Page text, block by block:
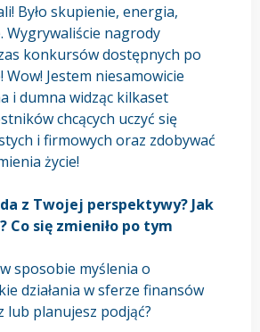
Było skupienie, energia,
Wygrywaliście nagrody
konkursów dostępnych po
Wow! Jestem niesamowicie
i dumna widząc kilkaset
chcących uczyć się
i firmowych oraz zdobywać
życie!
z Twojej perspektywy? Jak
Co się zmieniło po tym
sposobie myślenia o
działania w sferze finansów
lub planujesz podjąć?